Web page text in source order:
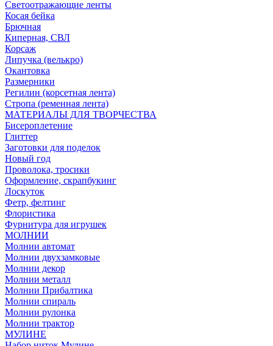
Светоотражающие ленты
Косая бейка
Брючная
Киперная, СВЛ
Корсаж
Липучка (велькро)
Окантовка
Размерники
Регилин (корсетная лента)
Стропа (ременная лента)
МАТЕРИАЛЫ ДЛЯ ТВОРЧЕСТВА
Бисероплетение
Глиттер
Заготовки для поделок
Новый год
Проволока, тросики
Оформление, скрапбукинг
Лоскуток
Фетр, фелтинг
Флористика
Фурнитура для игрушек
МОЛНИИ
Молнии автомат
Молнии двухзамковые
Молнии декор
Молнии металл
Молнии Прибалтика
Молнии спираль
Молнии рулонка
Молнии трактор
МУЛИНЕ